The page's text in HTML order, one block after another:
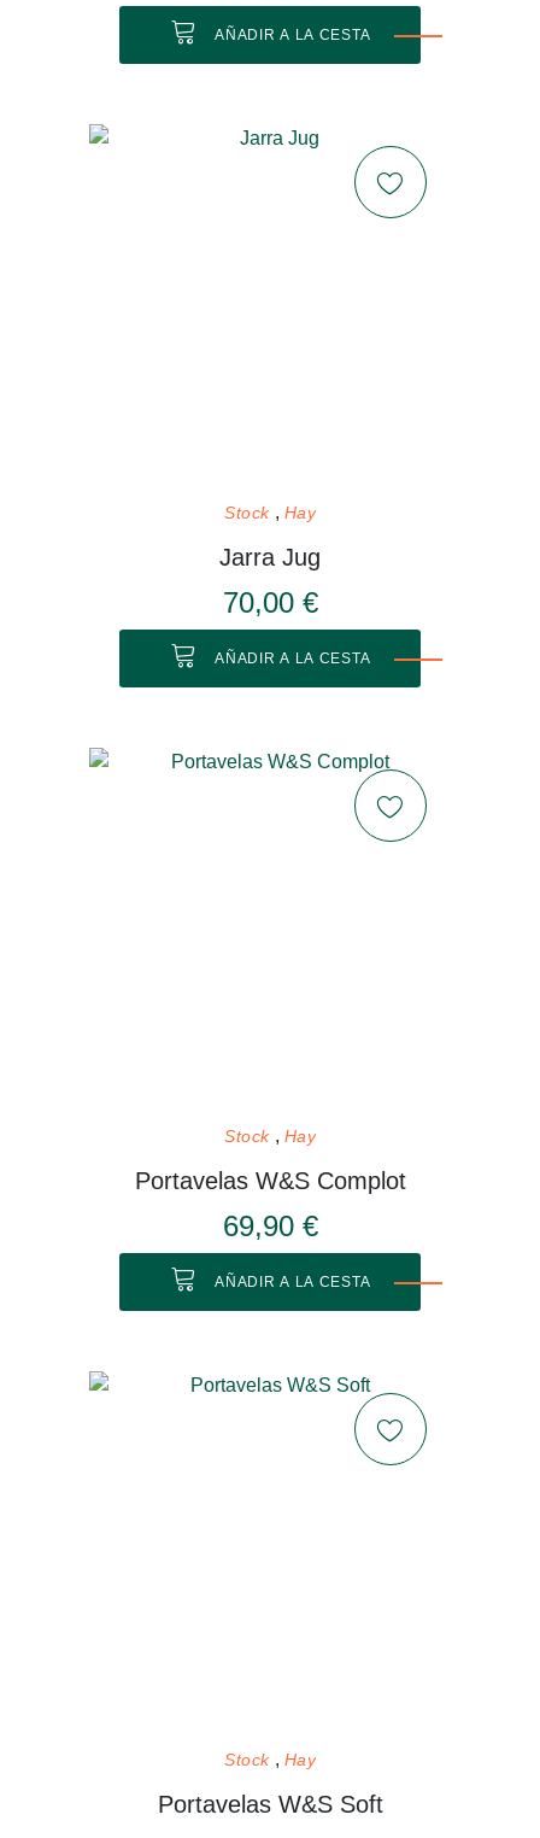
AÑADIR A LA CESTA
Stock Hay
Jarra Jug
70,00 €
AÑADIR A LA CESTA
Stock Hay
Portavelas W&S Complot
69,90 €
AÑADIR A LA CESTA
Stock Hay
Portavelas W&S Soft